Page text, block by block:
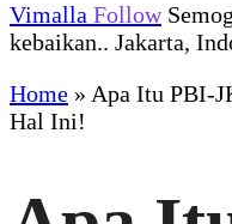
Vimalla Follow
kebaikan.. Jakarta,
Home » Apa Itu PBI-
Hal Ini!